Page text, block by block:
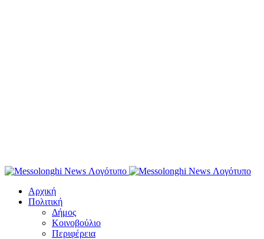
Αρχική
Πολιτική
Δήμος
Κοινοβούλιο
Περιφέρεια